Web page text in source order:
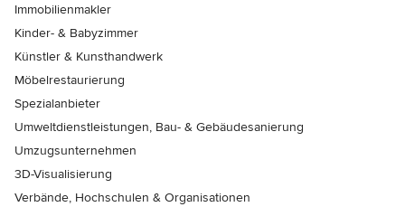
Immobilienmakler
Kinder- & Babyzimmer
Künstler & Kunsthandwerk
Möbelrestaurierung
Spezialanbieter
Umweltdienstleistungen, Bau- & Gebäudesanierung
Umzugsunternehmen
3D-Visualisierung
Verbände, Hochschulen & Organisationen